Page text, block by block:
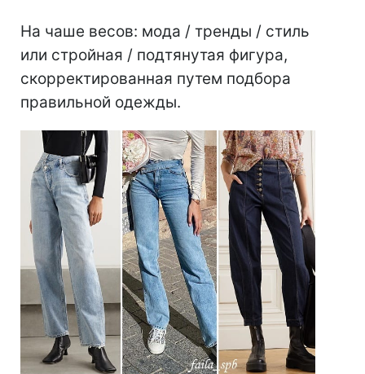
На чаше весов: мода / тренды / стиль
или стройная / подтянутая фигура,
скорректированная путем подбора
правильной одежды.